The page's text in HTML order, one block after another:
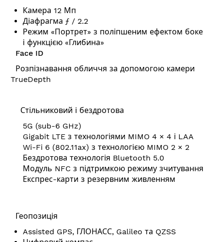
Камера 12 Мп
Діафрагма ƒ / 2.2
Режим «Портрет» з поліпшеним ефектом боке
і функцією «Глибина»
Face ID
Розпізнавання обличчя за допомогою камери
TrueDepth
Стільниковий і бездротова
5G (sub-6 GHz)
Gigabit LTE з технологіями MIMO 4 × 4 і LAA
Wi-Fi 6 (802.11ax) з технологією MIMO 2 × 2
Бездротова технологія Bluetooth 5.0
Модуль NFC з підтримкою режиму зчитування
Експрес-карти з резервним живленням
Геопозиція
Assisted GPS, ГЛОНАСС, Galileo та QZSS